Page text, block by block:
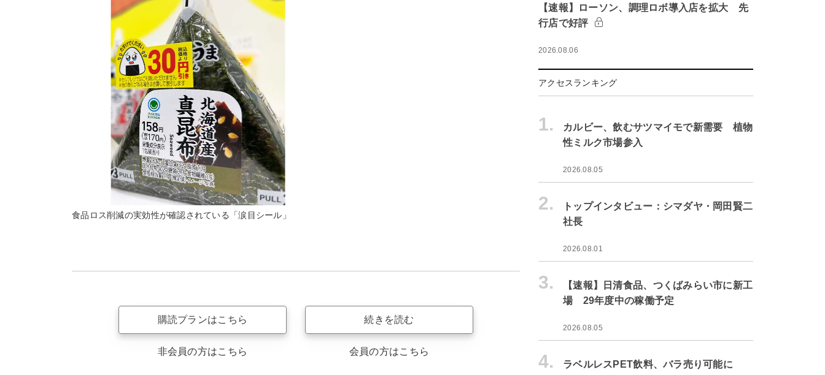
食品ロス削減の実効性が確認されている「涙目シール」
購読プランはこちら
非会員の方はこちら
続きを読む
会員の方はこちら
【速報】ローソン、調理ロボ導入店を拡大 先
行店で好評
2026.08.06
アクセスランキング
1.
カルビー、飲むサツマイモで新需要 植物
性ミルク市場参入
2026.08.05
2.
トップインタビュー：シマダヤ・岡田賢二
社長
2026.08.01
3.
【速報】日清食品、つくばみらい市に新工
場 29年度中の稼働予定
2026.08.05
4. ラベルレスPET飲料、バラ売り可能に